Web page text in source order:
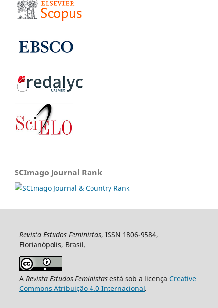
SCImago Journal Rank
Revista Estudos Feministas, ISSN 1806-9584,
Florianópolis, Brasil.
A Revista Estudos Feministasestá sob a licença Creative
Commons Atribuição 4.0 Internacional.